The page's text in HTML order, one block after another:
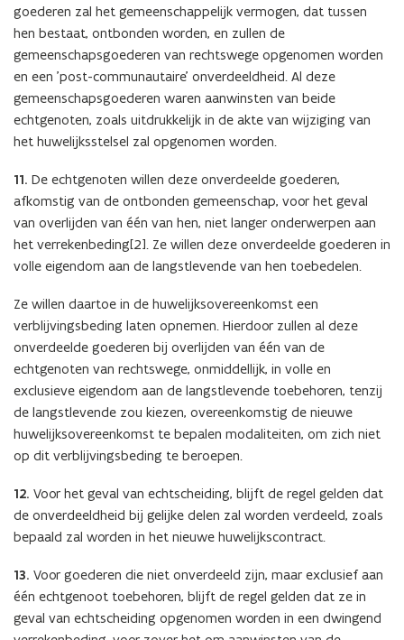
goederen zal het gemeenschappelijk vermogen, dat tussen
hen bestaat, ontbonden worden, en zullen de
gemeenschapsgoederen van rechtswege opgenomen worden
en een 'post-communautaire' onverdeeldheid. Al deze
gemeenschapsgoederen waren aanwinsten van beide
echtgenoten, zoals uitdrukkelijk in de akte van wijziging van
het huwelijksstelsel zal opgenomen worden.
11. De echtgenoten willen deze onverdeelde goederen,
afkomstig van de ontbonden gemeenschap, voor het geval
van overlijden van één van hen, niet langer onderwerpen aan
het verrekenbeding[2]. Ze willen deze onverdeelde goederen in
volle eigendom aan de langstlevende van hen toebedelen.
Ze willen daartoe in de huwelijksovereenkomst een
verblijvingsbeding laten opnemen. Hierdoor zullen al deze
onverdeelde goederen bij overlijden van één van de
echtgenoten van rechtswege, onmiddellijk, in volle en
exclusieve eigendom aan de langstlevende toebehoren, tenzij
de langstlevende zou kiezen, overeenkomstig de nieuwe
huwelijksovereenkomst te bepalen modaliteiten, om zich niet
op dit verblijvingsbeding te beroepen.
12. Voor het geval van echtscheiding, blijft de regel gelden dat
de onverdeeldheid bij gelijke delen zal worden verdeeld, zoals
bepaald zal worden in het nieuwe huwelijkscontract.
13. Voor goederen die niet onverdeeld zijn, maar exclusief aan
één echtgenoot toebehoren, blijft de regel gelden dat ze in
geval van echtscheiding opgenomen worden in een dwingend